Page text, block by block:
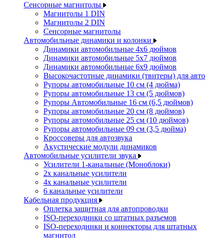
Сенсорные магнитолы
Магнитолы 1 DIN
Магнитолы 2 DIN
Сенсорные магнитолы
Автомобильные динамики и колонки
Динамики автомобильные 4x6 дюймов
Динамики автомобильные 5x7 дюймов
Динамики автомобильные 6x9 дюймов
Высокочастотные динамики (твитеры) для авто
Рупоры автомобильные 10 см (4 дюйма)
Рупоры автомобильные 13 см (5 дюймов)
Рупоры Автомобильные 16 см (6,5 дюймов)
Рупоры автомобильные 20 см (8 дюймов)
Рупоры автомобильные 25 см (10 дюймов)
Рупоры автомобильные 09 см (3,5 дюйма)
Кроссоверы для автозвука
Акустические модули динамиков
Автомобильные усилители звука
Усилители 1-канальные (Моноблоки)
2х канальные усилители
4х канальные усилители
6 канальные усилители
Кабельная продукция
Оплетка защитная для автопроводки
ISO-переходники со штатных разъемов
ISO-переходники и коннекторы для штатных
магнитол